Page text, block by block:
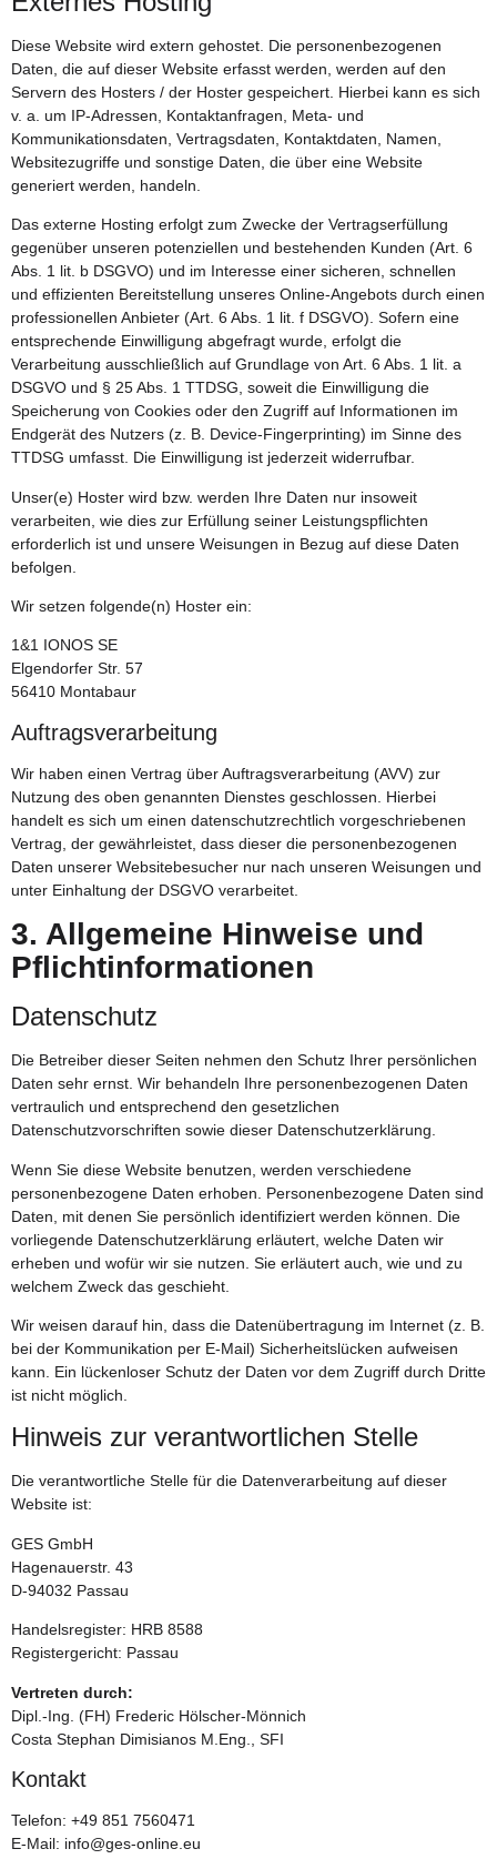
Diese Website wird extern gehostet. Die personenbezogenen
Daten, die auf dieser Website erfasst werden, werden auf den
Servern des Hosters / der Hoster gespeichert. Hierbei kann es sich
v. a. um IP-Adressen, Kontaktanfragen, Meta- und
Kommunikationsdaten, Vertragsdaten, Kontaktdaten, Namen,
Websitezugriffe und sonstige Daten, die über eine Website
generiert werden, handeln.
Das externe Hosting erfolgt zum Zwecke der Vertragserfüllung
gegenüber unseren potenziellen und bestehenden Kunden (Art. 6
Abs. 1 lit. b DSGVO) und im Interesse einer sicheren, schnellen
und effizienten Bereitstellung unseres Online-Angebots durch einen
professionellen Anbieter (Art. 6 Abs. 1 lit. f DSGVO). Sofern eine
entsprechende Einwilligung abgefragt wurde, erfolgt die
Verarbeitung ausschließlich auf Grundlage von Art. 6 Abs. 1 lit. a
DSGVO und § 25 Abs. 1 TTDSG, soweit die Einwilligung die
Speicherung von Cookies oder den Zugriff auf Informationen im
Endgerät des Nutzers (z. B. Device-Fingerprinting) im Sinne des
TTDSG umfasst. Die Einwilligung ist jederzeit widerrufbar.
Unser(e) Hoster wird bzw. werden Ihre Daten nur insoweit
verarbeiten, wie dies zur Erfüllung seiner Leistungspflichten
erforderlich ist und unsere Weisungen in Bezug auf diese Daten
befolgen.
Wir setzen folgende(n) Hoster ein:
1&1 IONOS SE
Elgendorfer Str. 57
56410 Montabaur
Auftragsverarbeitung
Wir haben einen Vertrag über Auftragsverarbeitung (AVV) zur
Nutzung des oben genannten Dienstes geschlossen. Hierbei
handelt es sich um einen datenschutzrechtlich vorgeschriebenen
Vertrag, der gewährleistet, dass dieser die personenbezogenen
Daten unserer Websitebesucher nur nach unseren Weisungen und
unter Einhaltung der DSGVO verarbeitet.
3. Allgemeine Hinweise und
Pflicht­informationen
Datenschutz
Die Betreiber dieser Seiten nehmen den Schutz Ihrer persönlichen
Daten sehr ernst. Wir behandeln Ihre personenbezogenen Daten
vertraulich und entsprechend den gesetzlichen
Datenschutzvorschriften sowie dieser Datenschutzerklärung.
Wenn Sie diese Website benutzen, werden verschiedene
personenbezogene Daten erhoben. Personenbezogene Daten sind
Daten, mit denen Sie persönlich identifiziert werden können. Die
vorliegende Datenschutzerklärung erläutert, welche Daten wir
erheben und wofür wir sie nutzen. Sie erläutert auch, wie und zu
welchem Zweck das geschieht.
Wir weisen darauf hin, dass die Datenübertragung im Internet (z. B.
bei der Kommunikation per E-Mail) Sicherheitslücken aufweisen
kann. Ein lückenloser Schutz der Daten vor dem Zugriff durch Dritte
ist nicht möglich.
Hinweis zur verantwortlichen Stelle
Die verantwortliche Stelle für die Datenverarbeitung auf dieser
Website ist:
GES GmbH
Hagenauerstr. 43
D-94032 Passau
Handelsregister: HRB 8588
Registergericht: Passau
Vertreten durch:
Dipl.-Ing. (FH) Frederic Hölscher-Mönnich
Costa Stephan Dimisianos M.Eng., SFI
Kontakt
Telefon: +49 851 7560471
E-Mail: info@ges-online.eu